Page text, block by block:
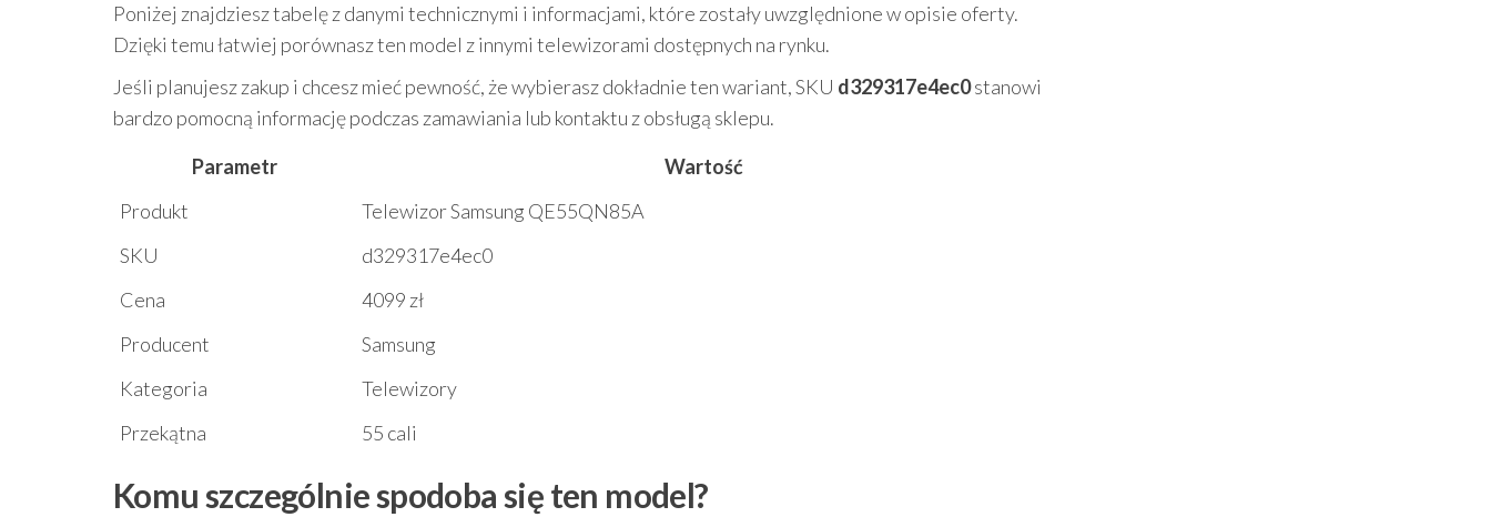
Poniżej znajdziesz tabelę z danymi technicznymi i informacjami, które zostały uwzględnione w opisie oferty.
Dzięki temu łatwiej porównasz ten model z innymi telewizorami dostępnych na rynku.
Jeśli planujesz zakup i chcesz mieć pewność, że wybierasz dokładnie ten wariant, SKU d329317e4ec0stanowi
bardzo pomocną informację podczas zamawiania lub kontaktu z obsługą sklepu.
Parametr
Wartość
Produkt
Telewizor Samsung QE55QN85A
SKU
d329317e4ec0
Cena
4099 zł
Producent
Samsung
Kategoria
Telewizory
Przekątna
55 cali
Komu szczególnie spodoba się ten model?